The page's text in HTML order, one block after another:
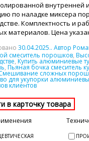
по наладке миксера
Комплектность и
материалов. Цена
30.04.2025.. Автор
смеситель порошков,
, Купить алюминиевые
, Пьяная бочка смеситель
сложных
для укупорки
клиентов